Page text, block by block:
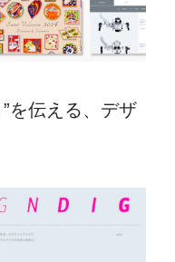
を伝える、デザ